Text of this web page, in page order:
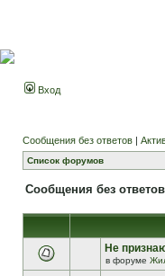
Вход
Сообщения без ответов |
Список форумов
Сообщения без ответов
Не
в форуме